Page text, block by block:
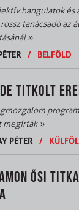
hangulatok és
tanácsadó az
»
/ BELFÖLD
TITKOLT
megírták»
PÉTER
/
ŐSI